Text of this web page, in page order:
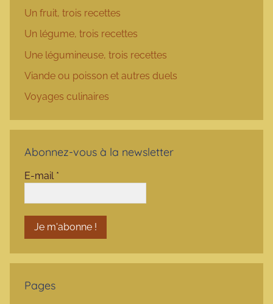
Un fruit, trois recettes
Un légume, trois recettes
Une légumineuse, trois recettes
Viande ou poisson et autres duels
Voyages culinaires
Abonnez-vous à la newsletter
E-mail *
Pages